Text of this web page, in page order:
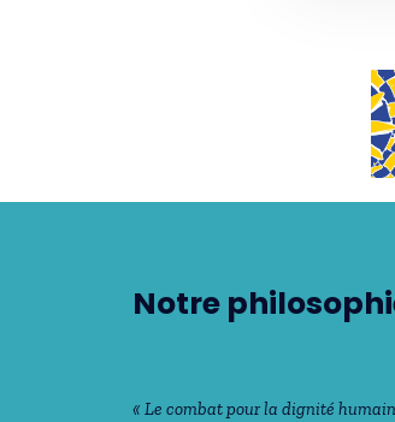
Notre
« Le combat pour la dignité